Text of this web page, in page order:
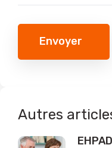
Envoyer
Autres